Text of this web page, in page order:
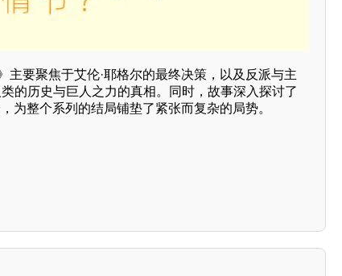
主要聚焦于艾伦·耶格尔的最终决策，以及反派与主
的历史与巨人之力的真相。同时，故事深入探讨了
为整个系列的结局铺垫了紧张而复杂的局势。